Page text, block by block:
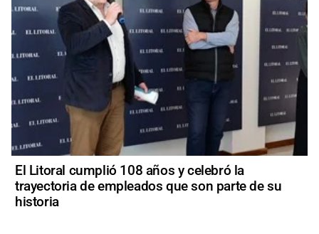
El Litoral cumplió 108 años y celebró la
trayectoria de empleados que son parte de su
historia